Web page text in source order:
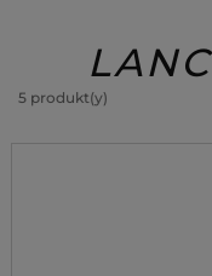
5 produkt(y)